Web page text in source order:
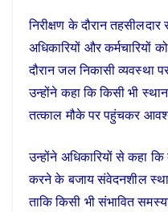
निरीक्षण के दौरान
अधिकारियों और कर्मचारियों
दौरान जल निकासी व्यवस्था
उन्होंने कहा कि किसी भी
तत्काल मौके पर पहुंचकर
उन्होंने अधिकारियों से कहा
करने के बजाय संवेदनशील
ताकि किसी भी संभावित